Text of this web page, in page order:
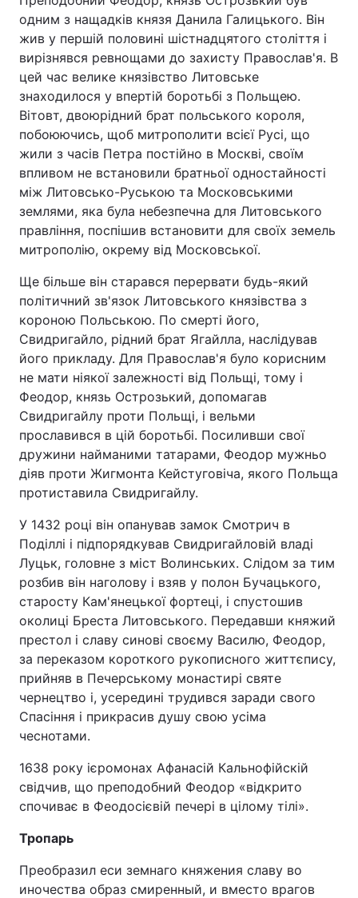
одним з нащадків князя Данила Галицького. Він
жив ​​у першій половині шістнадцятого століття і
вирізнявся ревнощами до захисту Православ'я. В
цей час велике князівство Литовське
знаходилося у впертій боротьбі з Польщею.
Вітовт, двоюрідний брат польського короля,
побоюючись, щоб митрополити всієї Русі, що
жили з часів Петра постійно в Москві, своїм
впливом не встановили братньої одностайності
між Литовсько-Руською та Московськими
землями, яка була небезпечна для Литовського
правління, поспішив встановити для своїх земель
митрополію, окрему від Московської.
Ще більше він старався перервати будь-який
політичний зв'язок Литовського князівства з
короною Польською. По смерті його,
Свидригайло, рідний брат Ягайлла, наслідував
його прикладу. Для Православ'я було корисним
не мати ніякої залежності від Польщі, тому і
Феодор, князь Острозький, допомагав
Свидригайлу проти Польщі, і вельми
прославився в цій боротьбі. Посиливши свої
дружини найманими татарами, Феодор мужньо
діяв проти Жигмонта Кейстуговіча, якого Польща
протиставила Свидригайлу.
У 1432 році він опанував замок Смотрич в
Поділлі і підпорядкував Свидригайловій владі
Луцьк, головне з міст Волинських. Слідом за тим
розбив він наголову і взяв у полон Бучацького,
старосту Кам'янецької фортеці, і спустошив
околиці Бреста Литовського. Передавши княжий
престол і славу синові своєму Василю, Феодор,
за переказом короткого рукописного життєпису,
прийняв в Печерському монастирі святе
чернецтво і, усередині трудився заради свого
Спасіння і прикрасив душу свою усіма
чеснотами.
1638 року ієромонах Афанасій Кальнофійскій
свідчив, що преподобний Феодор «відкрито
спочиває в Феодосієвій печері в цілому тілі».
Тропарь
Преобразил еси земнаго княжения славу во
иночества образ смиренный, и вместо врагов